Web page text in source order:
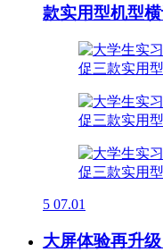
款实用型机型
5 07.01
大屏体验再升